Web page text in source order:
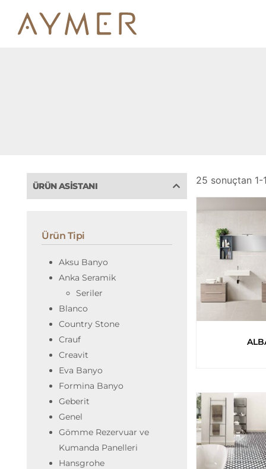
ÜRÜN ASISTANI
Ürün Tipi
Aksu Banyo
Anka Seramik
Seriler
Blanco
Country Stone
Crauf
Creavit
Eva Banyo
Formina Banyo
Geberit
Genel
Gömme Rezervuar ve
Kumanda Panelleri
Hansgrohe
25 sonuçtan 1-